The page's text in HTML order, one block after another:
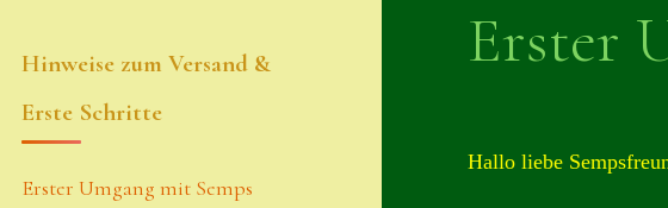
Erster
Hallo liebe
Hinweise zum Versand &
Erste Schritte
Erster Umgang mit Semps